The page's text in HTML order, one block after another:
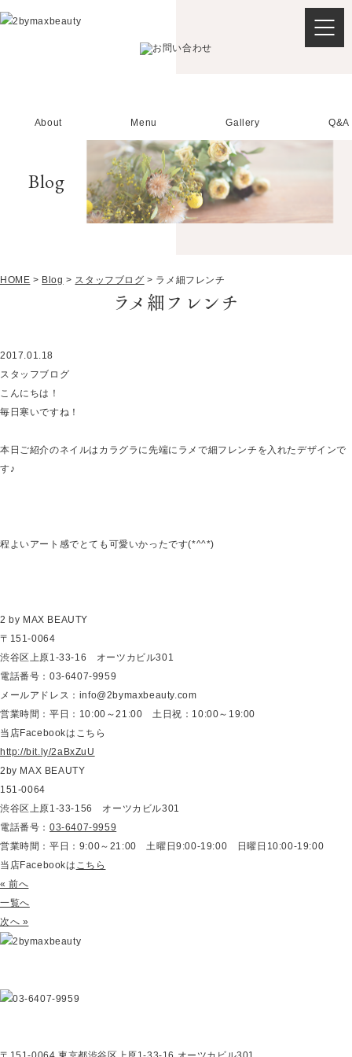
About Menu Gallery Q&A
Blog
HOME > Blog > スタッフブログ > ラメ細フレンチ
ラメ細フレンチ
2017.01.18
スタッフブログ
こんにちは！
毎日寒いですね！
本日ご紹介のネイルはカラグラに先端にラメで細フレンチを入れたデザインで
す♪
程よいアート感でとても可愛いかったです(*^^*)
2 by MAX BEAUTY
〒151-0064
渋谷区上原1-33-16 オーツカビル301
電話番号：03-6407-9959
メールアドレス：info@2bymaxbeauty.com
営業時間：平日：10:00～21:00 土日祝：10:00～19:00
当店Facebookはこちら
http://bit.ly/2aBxZuU
2by MAX BEAUTY
151-0064
渋谷区上原1-33-156 オーツカビル301
電話番号： 03-6407-9959
営業時間：平日：9:00～21:00 土曜日9:00-19:00 日曜日10:00-19:00
当店Facebookは こちら
« 前へ
一覧へ
次へ »